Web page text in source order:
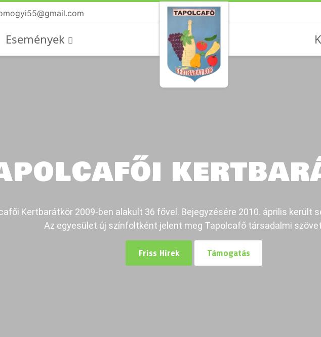
Események
Kertbarátkör 2009-ben alakult 36 fővel. Bejegyzésére 2010. április került
Az egyesület új színfoltként jelent meg Tapolcafő társadalmi
Friss Hírek Támogatás